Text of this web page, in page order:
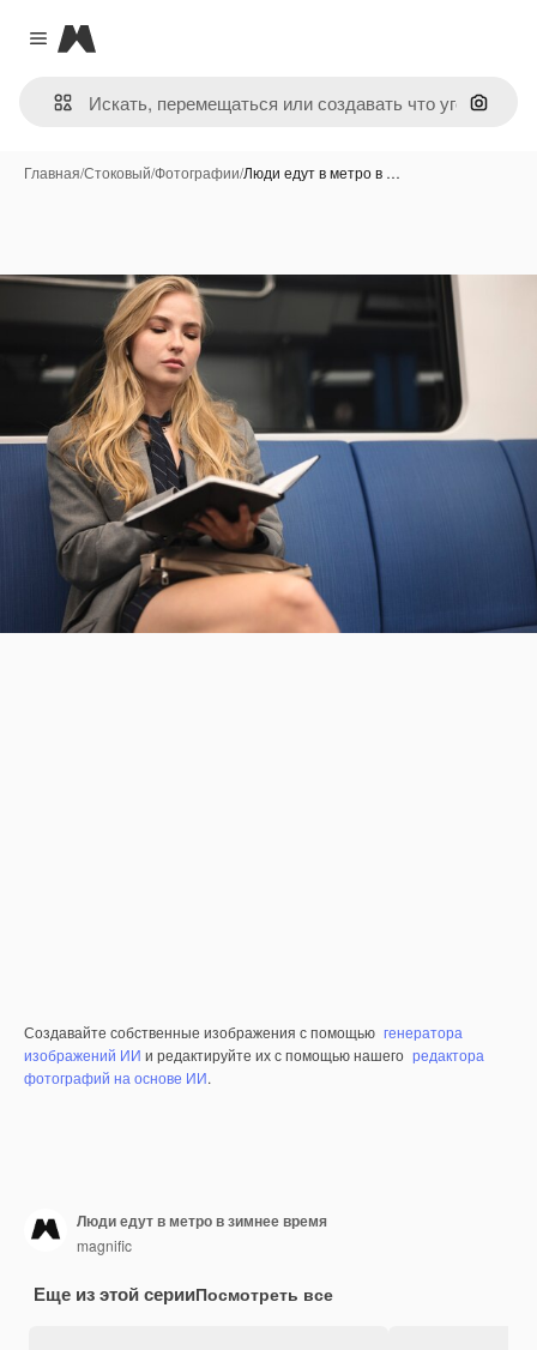
Close menu
Magnific
Поиск
Главная/Стоковый/Фотографии/Люди едут в метро в …
Создавайте собственные изображения с помощью генератора
изображений ИИ и редактируйте их с помощью нашего редактора
фотографий на основе ИИ.
Люди едут в метро в зимнее время
magnific
Еще из этой серииПосмотреть все